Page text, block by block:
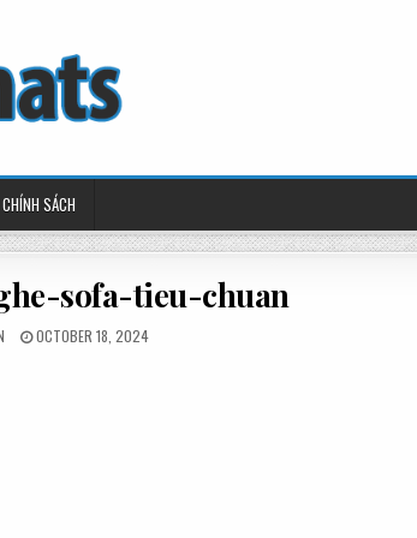
CHÍNH SÁCH
sofa-tieu-chuan
POSTED
OCTOBER 18, 2024